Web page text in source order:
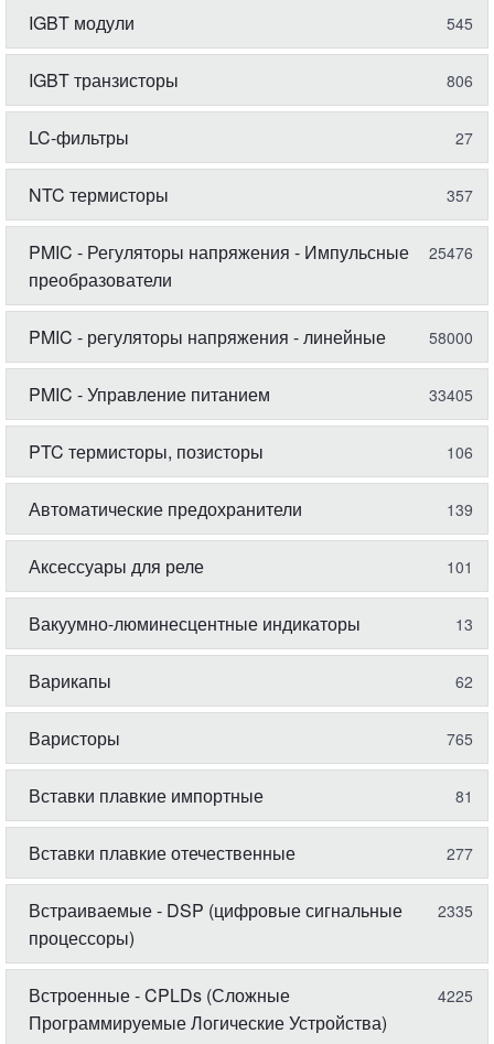
IGBT модули 545
IGBT транзисторы 806
LC-фильтры 27
NTC термисторы 357
PMIC - Регуляторы напряжения - Импульсные
преобразователи
25476
PMIC - регуляторы напряжения - линейные 58000
PMIC - Управление питанием 33405
PTC термисторы, позисторы 106
Автоматические предохранители 139
Аксессуары для реле 101
Вакуумно-люминесцентные индикаторы 13
Варикапы 62
Варисторы 765
Вставки плавкие импортные 81
Вставки плавкие отечественные 277
Встраиваемые - DSP (цифровые сигнальные
процессоры)
2335
Встроенные - CPLDs (Сложные
Программируемые Логические Устройства)
4225